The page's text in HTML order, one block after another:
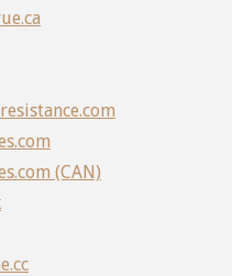
(CAN)